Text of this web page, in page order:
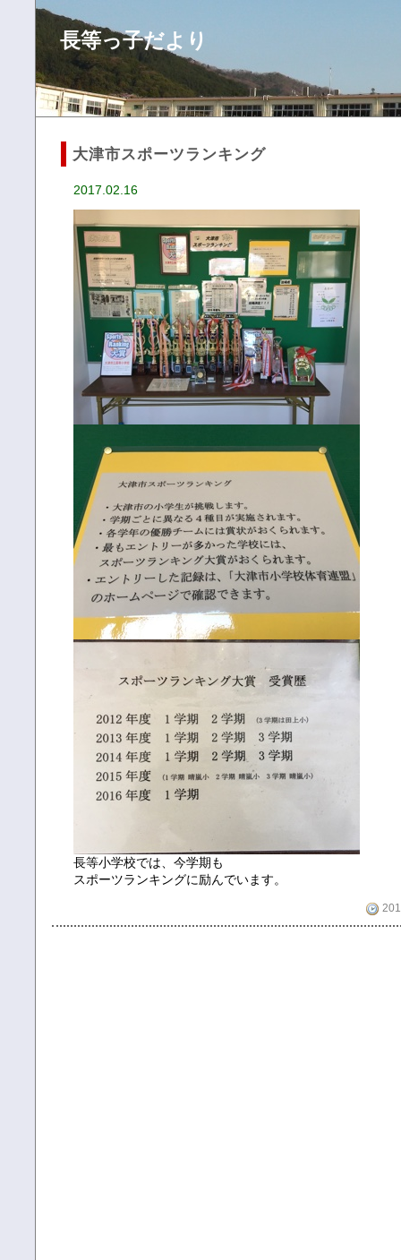
長等っ子だより
大津市スポーツランキング
2017.02.16
長等小学校では、今学期も
スポーツランキングに励んでいます。